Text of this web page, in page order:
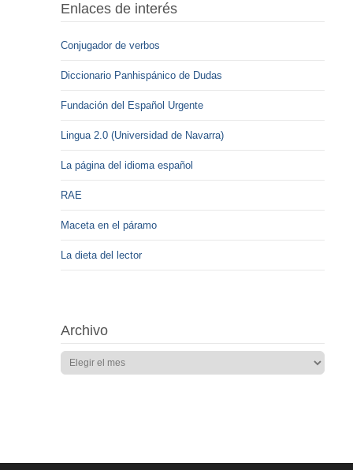
Enlaces de interés
Conjugador de verbos
Diccionario Panhispánico de Dudas
Fundación del Español Urgente
Lingua 2.0 (Universidad de Navarra)
La página del idioma español
RAE
Maceta en el páramo
La dieta del lector
Archivo